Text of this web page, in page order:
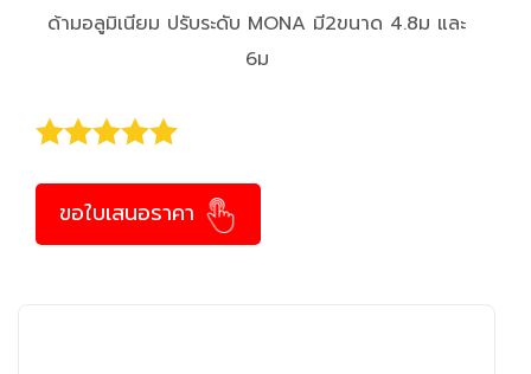
ด้ามอลูมิเนียม ปรับระดับ MONA มี2ขนาด 4.8ม และ
6ม
ขอใบเสนอราคา